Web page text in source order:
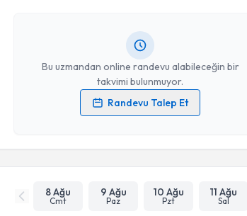
Bu uzmandan online randevu alabileceğin bir
takvimi bulunmuyor.
Randevu Talep Et
Kişisel verilerimin işlenmesine ilişkinAydınlatma Metni
Takvim Talebini Gönder
8 Ağu
Cmt
9 Ağu
Paz
10 Ağu
Pzt
11 Ağu
Sal